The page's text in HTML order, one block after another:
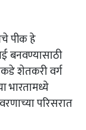
पीक हे
बनवण्यासाठी
शेतकरी वर्ग
भारतामध्ये
परिसरात